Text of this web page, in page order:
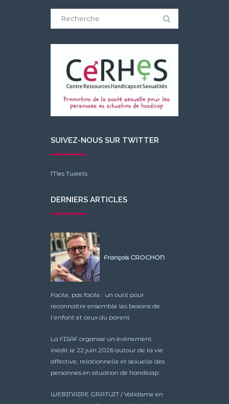
SUIVEZ-NOUS SUR TWITTER
Mes Tweets
DERNIERS ARTICLES
François CROCHON
Facile, pas facile : un outil pour
reconnaître ensemble les besoins de
l’enfant et ceux du parent
La FISAF organise un événement
inédit le 22 juin 2026 autour de la vie
affective, relationnelle et sexuelle des
personnes en situation de handicap.
WEBINAIRE GRATUIT / Validisme en